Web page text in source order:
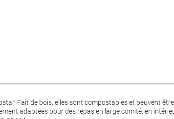
Fait de bois, elles sont compostables et peuvent
adaptées pour des repas en large comité, en